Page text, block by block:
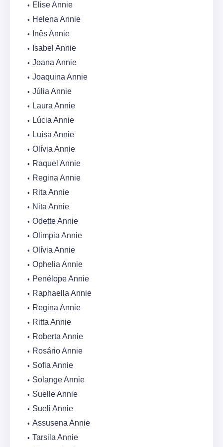
Elise Annie
Helena Annie
Inês Annie
Isabel Annie
Joana Annie
Joaquina Annie
Júlia Annie
Laura Annie
Lúcia Annie
Luísa Annie
Olívia Annie
Raquel Annie
Regina Annie
Rita Annie
Nita Annie
Odette Annie
Olimpia Annie
Olívia Annie
Ophelia Annie
Penélope Annie
Raphaella Annie
Regina Annie
Ritta Annie
Roberta Annie
Rosário Annie
Sofia Annie
Solange Annie
Suelle Annie
Sueli Annie
Assusena Annie
Tarsila Annie